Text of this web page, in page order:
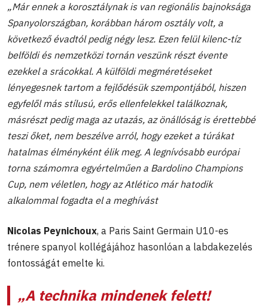
„Már ennek a korosztálynak is van regionális bajnoksága
Spanyolországban, korábban három osztály volt, a
következő évadtól pedig négy lesz. Ezen felül kilenc-tíz
belföldi és nemzetközi tornán veszünk részt évente
ezekkel a srácokkal. A külföldi megméretéseket
lényegesnek tartom a fejlődésük szempontjából, hiszen
egyfelől más stílusú, erős ellenfelekkel találkoznak,
másrészt pedig maga az utazás, az önállóság is érettebbé
teszi őket, nem beszélve arról, hogy ezeket a túrákat
hatalmas élményként élik meg. A legnívósabb európai
torna számomra egyértelműen a Bardolino Champions
Cup, nem véletlen, hogy az Atlético már hatodik
alkalommal fogadta el a meghívást
Nicolas Peynichoux, a Paris Saint Germain U10-es
trénere spanyol kollégájához hasonlóan a labdakezelés
fontosságát emelte ki.
„A technika mindenek felett!